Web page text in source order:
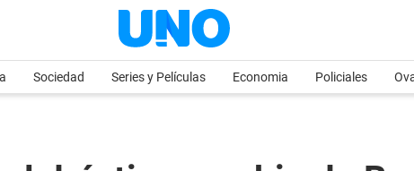
Sociedad Series y Películas Economia Policiales